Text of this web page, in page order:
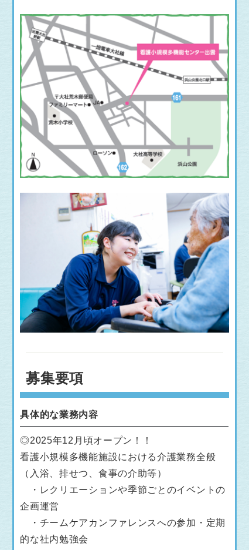
募集要項
具体的な業務内容
◎2025年12月頃オープン！！
看護小規模多機能施設における介護業務全般
（入浴、排せつ、食事の介助等）
・レクリエーションや季節ごとのイベントの
企画運営
・チームケアカンファレンスへの参加・定期
的な社内勉強会